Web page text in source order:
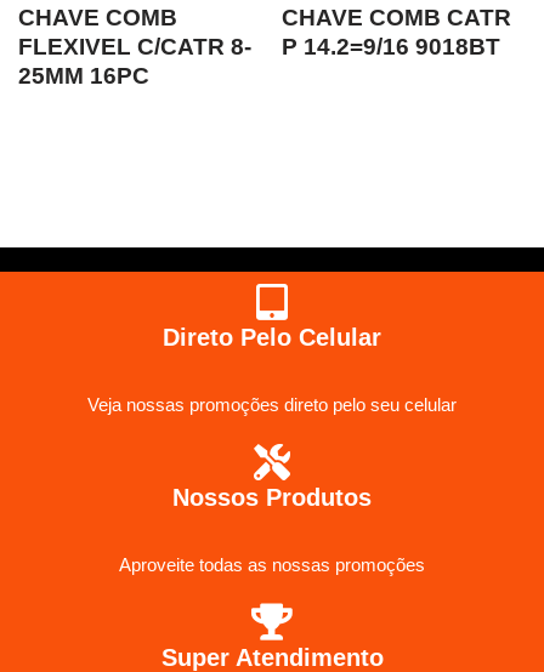
CHAVE COMB
FLEXIVEL C/CATR 8-
25MM 16PC
CHAVE COMB CATR
P 14.2=9/16 9018BT
Direto Pelo Celular
Veja nossas promoções direto pelo seu celular
Nossos Produtos
Aproveite todas as nossas promoções
Super Atendimento